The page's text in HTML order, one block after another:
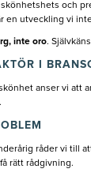
och
en utveckling vi
inte oro.
I
anser vi att
råder vi till
rätt rådgivning.